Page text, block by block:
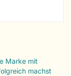
Marke mit
machst